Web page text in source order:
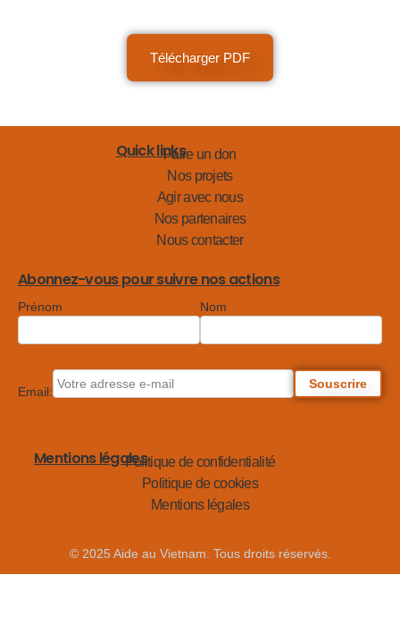
Télécharger PDF
Quick linksFaire un don
Nos projets
Agir avec nous
Nos partenaires
Nous contacter
Abonnez-vous pour suivre nos actions
Prénom Nom
Email:
Mentions légalesPolitique de confidentialité
Politique de cookies
Mentions légales
© 2025 Aide au Vietnam. Tous droits réservés.